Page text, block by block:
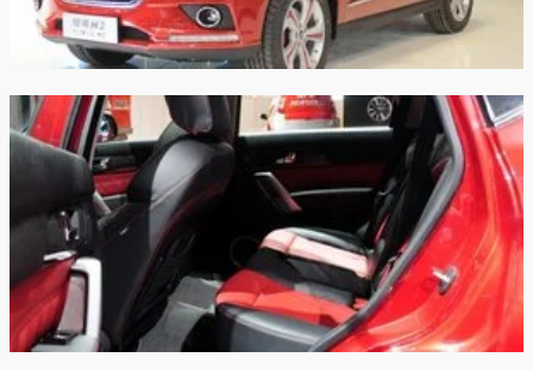
Трансмиссия: Механическая Механическая
Привод: Передний Полный
Передняя
подвеска:
независимая
McPherson
независимая
McPherson
Задняя
подвеска:
независимая
многорычажная
независимая
многорычажная
Передние
тормоза:
дисковые
вентилируемые
дисковые
вентилируемые